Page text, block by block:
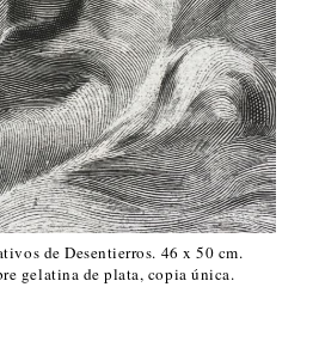
de Desentierros. 46 x 50 cm.
gelatina de plata, copia única.